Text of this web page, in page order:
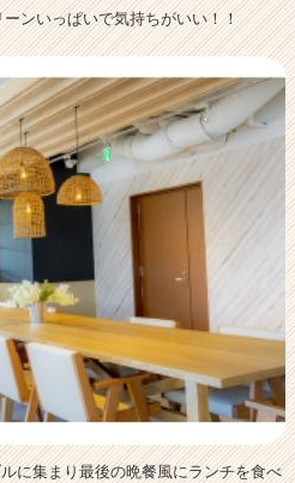
ンいっぱいで気持ちがいい！！
に集まり最後の晩餐風にランチを食べ